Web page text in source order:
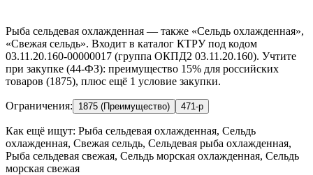
Рыба сельдевая охлажденная — также «Сельдь охлажденная»,
«Свежая сельдь». Входит в каталог КТРУ под кодом
03.11.20.160-00000017 (группа ОКПД2 03.11.20.160). Учтите
при закупке (44-ФЗ): преимущество 15% для российских
товаров (1875), плюс ещё 1 условие закупки.
Ограничения: 1875 (Преимущество) 471-р
Как ещё ищут: Рыба сельдевая охлажденная, Сельдь
охлажденная, Свежая сельдь, Сельдевая рыба охлажденная,
Рыба сельдевая свежая, Сельдь морская охлажденная, Сельдь
морская свежая